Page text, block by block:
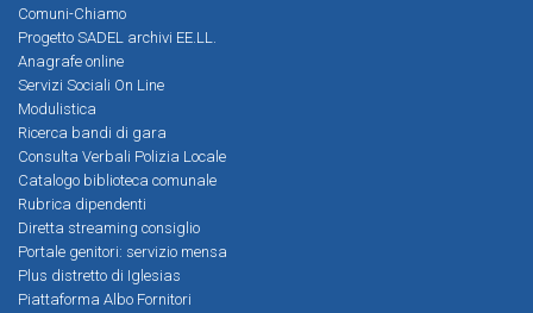
Comuni-Chiamo
Progetto SADEL archivi EE.LL.
Anagrafe online
Servizi Sociali On Line
Modulistica
Ricerca bandi di gara
Consulta Verbali Polizia Locale
Catalogo biblioteca comunale
Rubrica dipendenti
Diretta streaming consiglio
Portale genitori: servizio mensa
Plus distretto di Iglesias
Piattaforma Albo Fornitori